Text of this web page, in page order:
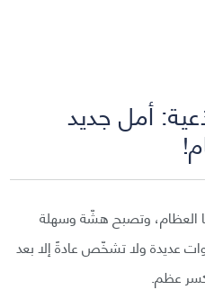
أمل جديد
العظام، وتصبح هشّة وسهلة
عديدة ولا تشخّص عادةً إلا بعد
عظم.